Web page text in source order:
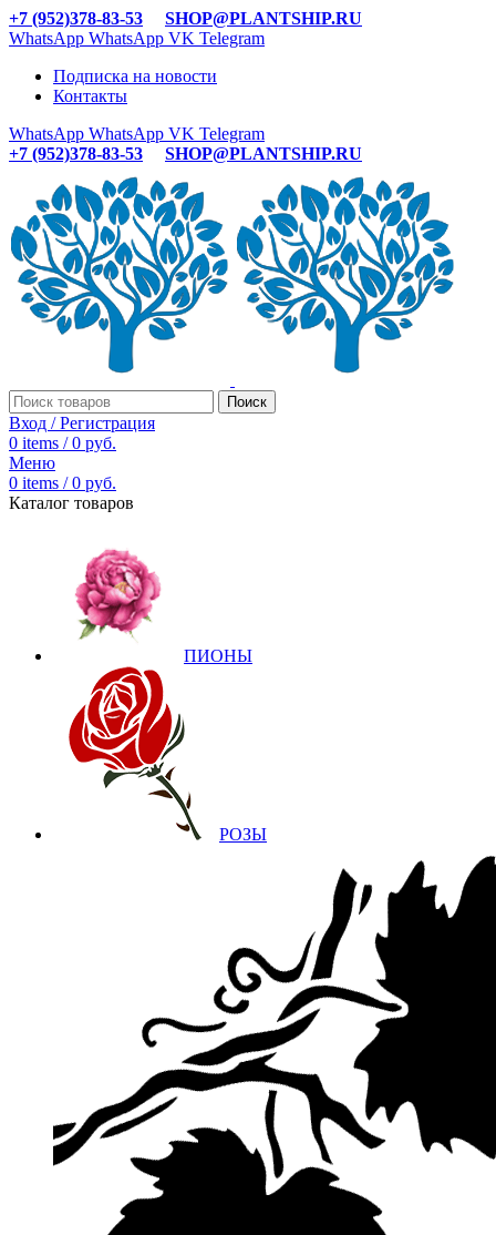
+7 (952)378-83-53
SHOP@PLANTSHIP.RU
WhatsApp WhatsApp VK Telegram
Подписка на новости
Контакты
WhatsApp WhatsApp VK Telegram
+7 (952)378-83-53
SHOP@PLANTSHIP.RU
Поиск
Вход / Регистрация
0 items / 0 руб.
Меню
0 items / 0 руб.
Каталог товаров
ПИОНЫ
РОЗЫ